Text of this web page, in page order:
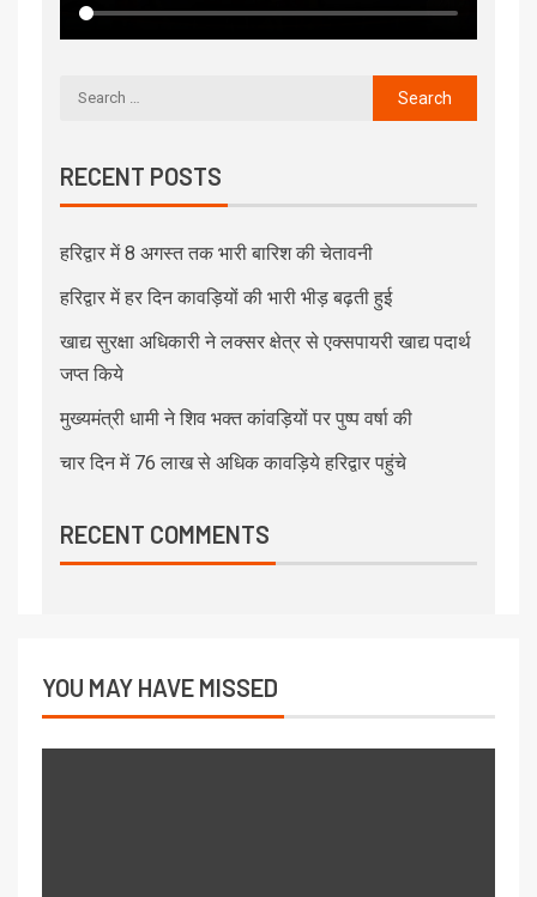
RECENT POSTS
हरिद्वार में 8 अगस्त तक भारी बारिश की चेतावनी
हरिद्वार में हर दिन कावड़ियों की भारी भीड़ बढ़ती हुई
खाद्य सुरक्षा अधिकारी ने लक्सर क्षेत्र से एक्सपायरी खाद्य पदार्थ
जप्त किये
मुख्यमंत्री धामी ने शिव भक्त कांवड़ियों पर पुष्प वर्षा की
चार दिन में 76 लाख से अधिक कावड़िये हरिद्वार पहुंचे
RECENT COMMENTS
YOU MAY HAVE MISSED